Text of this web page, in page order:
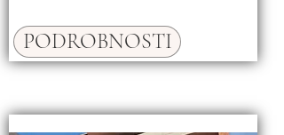
PODROBNOSTI